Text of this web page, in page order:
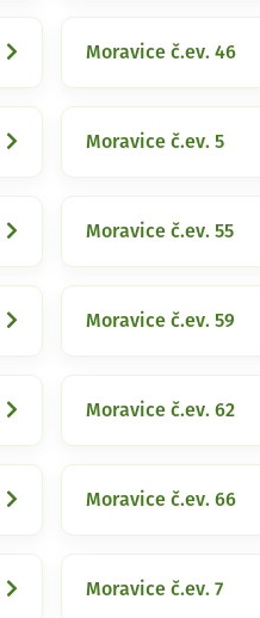
Moravice č.ev. 46
Moravice č.ev. 5
Moravice č.ev. 55
Moravice č.ev. 59
Moravice č.ev. 62
Moravice č.ev. 66
Moravice č.ev. 7